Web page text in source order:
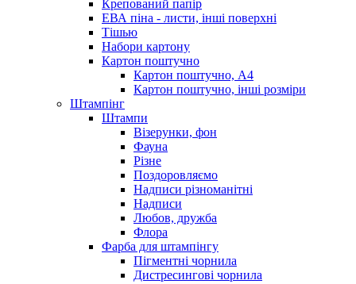
Крепований папір
ЕВА піна - листи, інші поверхні
Тішью
Набори картону
Картон поштучно
Картон поштучно, А4
Картон поштучно, інші розміри
Штампінг
Штампи
Візерунки, фон
Фауна
Різне
Поздоровляємо
Надписи різноманітні
Надписи
Любов, дружба
Флора
Фарба для штампінгу
Пігментні чорнила
Дистресингові чорнила